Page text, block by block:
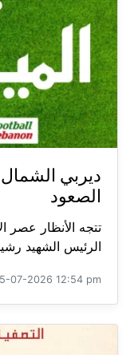
الصعود
تتجه الأنظار عصر
الرئيس الشهيد
07-2026 12:54 pm